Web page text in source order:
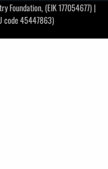
Foundation, (EIK 177054677) |
code 45447863)